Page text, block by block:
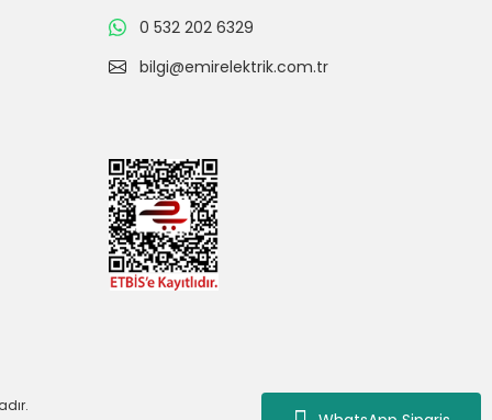
0 532 202 6329
bilgi@emirelektrik.com.tr